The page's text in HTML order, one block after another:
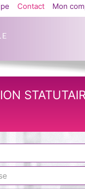
Contact Mon